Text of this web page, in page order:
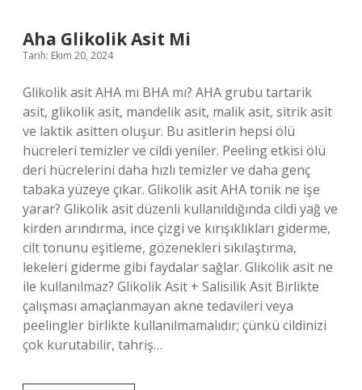
Aha Glikolik Asit Mi
Tarih: Ekim 20, 2024
Glikolik asit AHA mı BHA mı? AHA grubu tartarik
asit, glikolik asit, mandelik asit, malik asit, sitrik asit
ve laktik asitten oluşur. Bu asitlerin hepsi ölü
hücreleri temizler ve cildi yeniler. Peeling etkisi ölü
deri hücrelerini daha hızlı temizler ve daha genç
tabaka yüzeye çıkar. Glikolik asit AHA tonik ne işe
yarar? Glikolik asit düzenli kullanıldığında cildi yağ ve
kirden arındırma, ince çizgi ve kırışıklıkları giderme,
cilt tonunu eşitleme, gözenekleri sıkılaştırma,
lekeleri giderme gibi faydalar sağlar. Glikolik asit ne
ile kullanılmaz? Glikolik Asit + Salisilik Asit Birlikte
çalışması amaçlanmayan akne tedavileri veya
peelingler birlikte kullanılmamalıdır; çünkü cildinizi
çok kurutabilir, tahriş…